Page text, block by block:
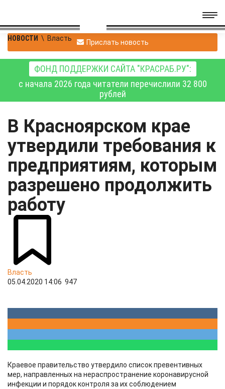
НОВОСТИ \ Власть Прислать новость
ФОНД ПОДДЕРЖКИ САЙТА "КРАСРАБ.РУ":
с начала 2026 года читатели перечислили 32 800
рублей
В Красноярском крае
утвердили требования к
предприятиям, которым
разрешено продолжить
работу
Власть
05.04.2020 14:06 947
Краевое правительство утвердило список превентивных
мер, направленных на нераспространение коронавирусной
инфекции и порядок контроля за их соблюдением